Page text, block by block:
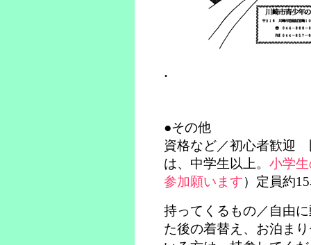
.
●その他
資格など／初心者歓迎
は、中学生以上。 小学
参加願います）定員約
持ってくるもの／自由
た後の着替え、お泊ま